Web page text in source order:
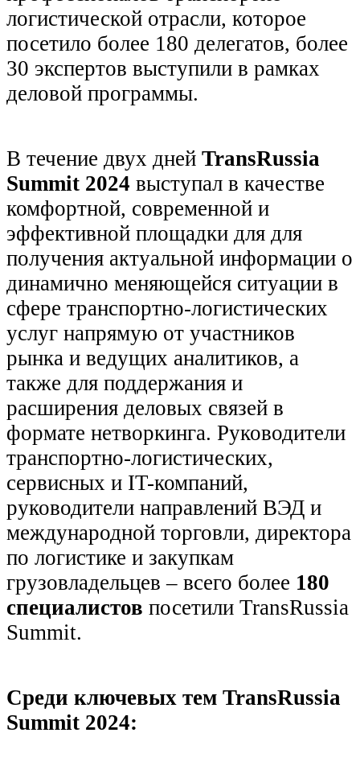
логистической отрасли, которое
посетило более 180 делегатов, более
30 экспертов выступили в рамках
деловой программы.
В течение двух дней TransRussia
Summit 2024 выступал в качестве
комфортной, современной и
эффективной площадки для для
получения актуальной информации о
динамично меняющейся ситуации в
сфере транспортно-логистических
услуг напрямую от участников
рынка и ведущих аналитиков, а
также для поддержания и
расширения деловых связей в
формате нетворкинга. Руководители
транспортно-логистических,
сервисных и IT-компаний,
руководители направлений ВЭД и
международной торговли, директора
по логистике и закупкам
грузовладельцев – всего более 180
специалистов посетили TransRussia
Summit.
Среди ключевых тем TransRussia
Summit 2024: